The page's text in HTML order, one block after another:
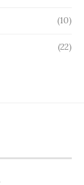
(10)
(22)